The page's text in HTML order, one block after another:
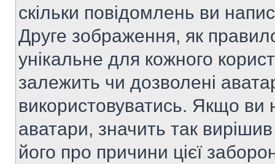
скільки повідомлень ви
Друге зображення, як
унікальне для кожного
залежить чи дозволені
використовуватись. Якщо ви
аватари, значить так
його про причини цієї